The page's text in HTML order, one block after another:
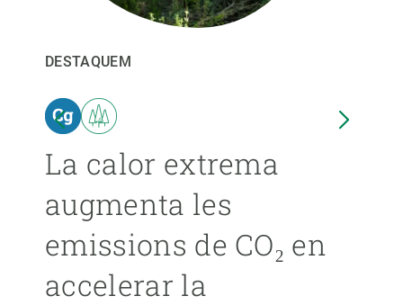
DESTAQUEM
La calor extrema
augmenta les
emissions de CO₂ en
accelerar la